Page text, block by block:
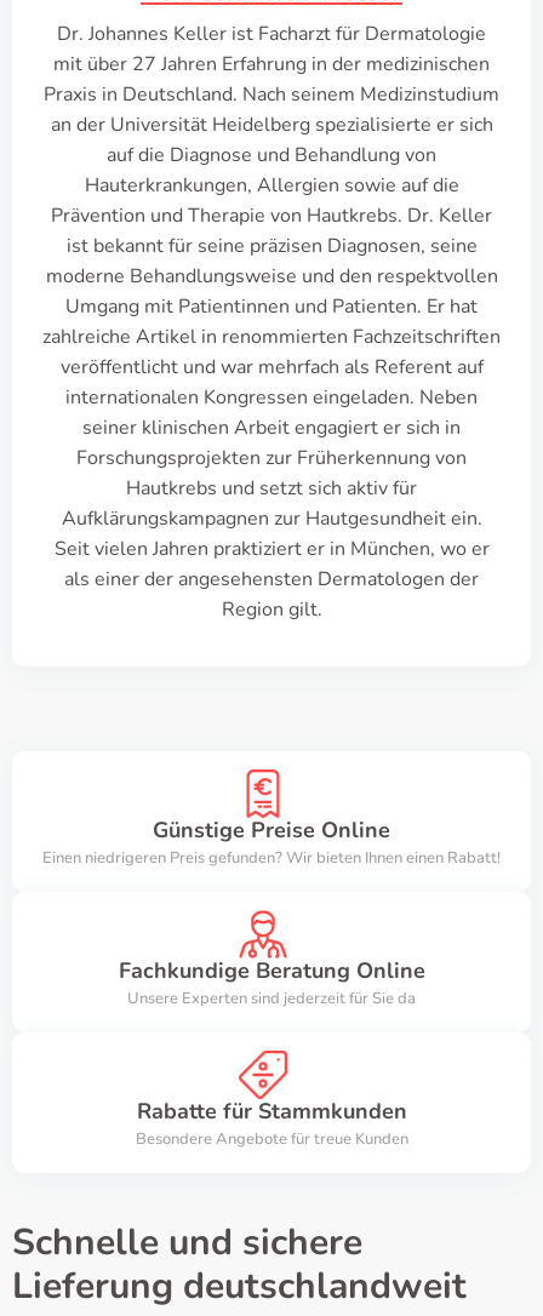
Dr. Johannes Keller ist Facharzt für Dermatologie
mit über 27 Jahren Erfahrung in der medizinischen
Praxis in Deutschland. Nach seinem Medizinstudium
an der Universität Heidelberg spezialisierte er sich
auf die Diagnose und Behandlung von
Hauterkrankungen, Allergien sowie auf die
Prävention und Therapie von Hautkrebs. Dr. Keller
ist bekannt für seine präzisen Diagnosen, seine
moderne Behandlungsweise und den respektvollen
Umgang mit Patientinnen und Patienten. Er hat
zahlreiche Artikel in renommierten Fachzeitschriften
veröffentlicht und war mehrfach als Referent auf
internationalen Kongressen eingeladen. Neben
seiner klinischen Arbeit engagiert er sich in
Forschungsprojekten zur Früherkennung von
Hautkrebs und setzt sich aktiv für
Aufklärungskampagnen zur Hautgesundheit ein.
Seit vielen Jahren praktiziert er in München, wo er
als einer der angesehensten Dermatologen der
Region gilt.
Günstige Preise Online
Einen niedrigeren Preis gefunden? Wir bieten Ihnen einen Rabatt!
Fachkundige Beratung Online
Unsere Experten sind jederzeit für Sie da
Rabatte für Stammkunden
Besondere Angebote für treue Kunden
Schnelle und sichere
Lieferung deutschlandweit